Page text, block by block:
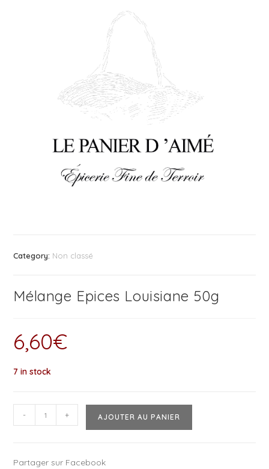
Category: Non classé
Mélange Epices Louisiane 50g
6,60€
7 in stock
- + AJOUTER AU PANIER
Partager sur Facebook